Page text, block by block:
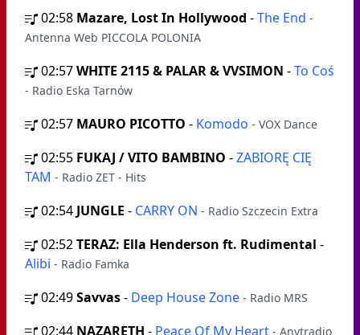
02:58 Mazare, Lost In Hollywood -The End -
Antenna Web PICCOLA POLONIA
02:57WHITE 2115 & PALAR & VVSIMON -To Coś
- Radio Eska Tarnów
02:57 MAURO PICOTTO - Komodo - VOX Dance
02:55 FUKAJ / VITO BAMBINO -ZABIORĘ CIĘ
TAM - Radio ZET - Hits
02:54 JUNGLE - CARRY ON - Radio Szczecin Extra
02:52TERAZ: Ella Henderson ft. Rudimental -
Alibi - Radio Famka
02:49Savvas- Deep House Zone - Radio MRS
02:44 NAZARETH - Peace Of My Heart - Anytradio